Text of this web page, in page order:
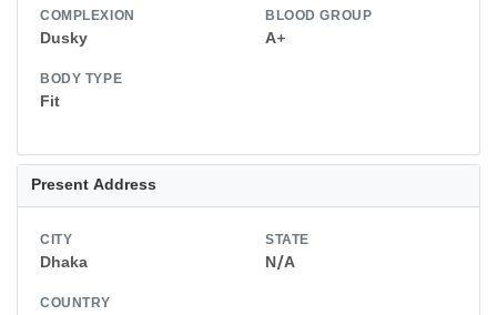
COMPLEXION
Dusky
BLOOD GROUP
A+
BODY TYPE
Fit
Present Address
CITY
Dhaka
STATE
N/A
COUNTRY